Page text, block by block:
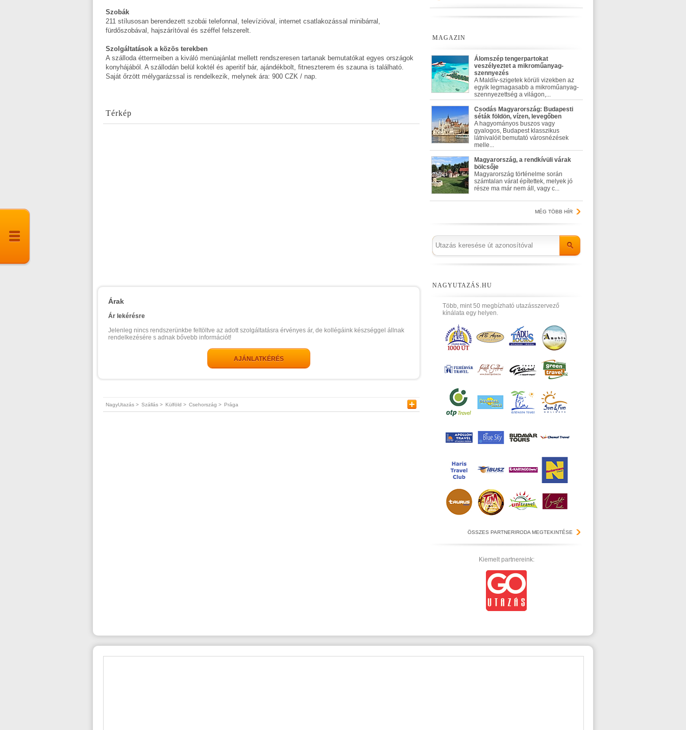
Szobák
211 stílusosan berendezett szobái telefonnal, televízióval, internet csatlakozással minibárral,
fürdőszobával, hajszárítóval és széffel felszerelt.
Szolgáltatások a közös terekben
A szálloda éttermeiben a kiváló menüajánlat mellett rendszeresen tartanak bemutatókat egyes országok
konyhájából. A szállodán belül koktél és aperitif bár, ajándékbolt, fitneszterem és szauna is található.
Saját őrzött mélygarázssal is rendelkezik, melynek ára: 900 CZK / nap.
Térkép
Árak
Ár lekérésre
Jelenleg nincs rendszerünkbe feltöltve az adott szolgáltatásra érvényes ár, de kollégáink készséggel állnak
rendelkezésére s adnak bővebb információt!
AJÁNLATKÉRÉS
NagyUtazás > Szállás > Külföld > Csehország > Prága
MAGAZIN
Álomszép tengerpartokat
veszélyeztet a mikroműanyag-
szennyezés
A Maldív-szigetek körüli vizekben az
egyik legmagasabb a mikroműanyag-
szennyezettség a világon,...
Csodás Magyarország: Budapesti
séták földön, vízen, levegőben
A hagyományos buszos vagy
gyalogos, Budapest klasszikus
látnivalóit bemutató városnézések
melle...
Magyarország, a rendkívüli várak
bölcsője
Magyarország történelme során
számtalan várat építettek, melyek jó
része ma már nem áll, vagy c...
MÉG TÖBB HÍR
NAGYUTAZÁS.HU
Több, mint 50 megbízható utazásszervező
kínálata egy helyen.
ÖSSZES PARTNERIRODA MEGTEKINTÉSE
Kiemelt partnereink: